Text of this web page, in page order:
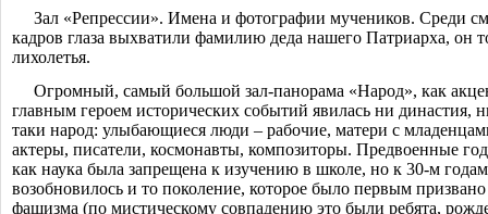
Зал «Репрессии». Имена и фотографии мучеников. Среди
кадров глаза выхватили фамилию деда нашего Патриарха, он
лихолетья.
Огромный, самый большой зал-панорама «Народ», как
главным героем исторических событий явилась ни династия,
таки народ: улыбающиеся люди – рабочие, матери с
актеры, писатели, космонавты, композиторы. Предвоенные
как наука была запрещена к изучению в школе, но к 30-м
возобновилось и то поколение, которое было первым
фашизма (по мистическому совпадению это были ребята,